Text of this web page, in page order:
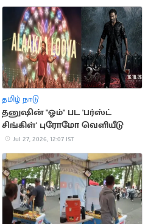
தமிழ் நாடு
தனுஷின் "ஓம்" பட 'பர்ஸ்ட்
சிங்கிள்' புரோமோ வெளியீடு
Jul 27, 2026, 12:07 IST